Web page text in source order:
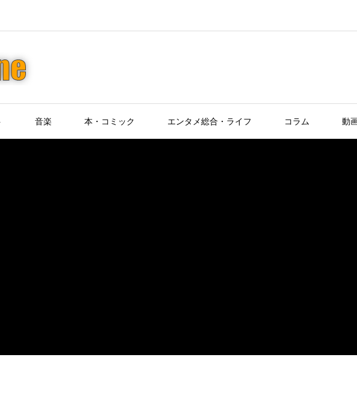
音楽 本・コミック エンタメ総合・ライフ コラム 動